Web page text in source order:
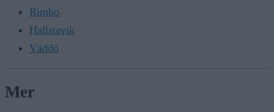
Rimbo
Hallstavik
Väddö
Mer